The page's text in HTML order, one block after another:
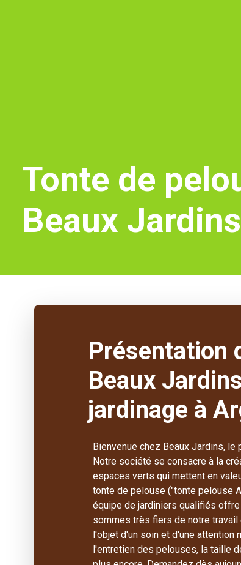
Tonte de
Beaux Jardins
Présentation
Beaux
jardinage à
Bienvenue chez Beaux Jardins,
Notre société se consacre à la
espaces verts qui mettent en
tonte de pelouse ("tonte pelouse
équipe de jardiniers qualifiés
sommes très fiers de notre
l'objet d'un soin et d'une attention
l'entretien des pelouses, la taille